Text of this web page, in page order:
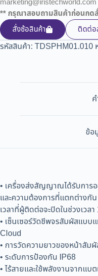
marketing@iristechworld.com
** กรุณาสอบถามสินค้าก่อนกด
สั่งซ้อสินค้า
ติดต่อ
รหัสสินค้า: TDSPHM01.010
ข้อ
• เครื่องส่งสัญญาณได้รับการอ
และความต้องการที่แตกต่างกั
เวลาที่ผู้ติดต่อจะปิดในช่วงเวล
• เซ็นเซอร์วัดชีพจรสัมผัสแบบ
Cloud
• การวัดความยาวของหน้าสัม
• ระดับการป้องกัน IP68
• ไร้สายและใช้พลังงานจากแบ